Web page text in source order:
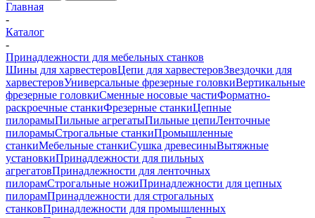
Главная
-
Каталог
-
Принадлежности для мебельных станков
Шины для харвестеровЦепи для харвестеровЗвездочки для
харвестеровУниверсальные фрезерные головкиВертикальные
фрезерные головкиСменные носовые частиФорматно-
раскроечные станкиФрезерные станкиЦепные
пилорамыПильные агрегатыПильные цепиЛенточные
пилорамыСтрогальные станкиПромышленные
станкиМебельные станкиСушка древесиныВытяжные
установкиПринадлежности для пильных
агрегатовПринадлежности для ленточных
пилорамСтрогальные ножиПринадлежности для цепных
пилорамПринадлежности для строгальных
станковПринадлежности для промышленных